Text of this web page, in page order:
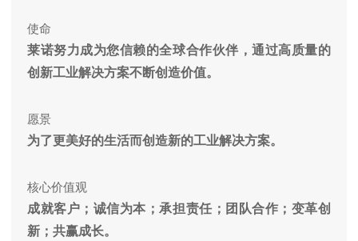
使命
莱诺努力成为您信赖的全球合作伙伴，通过高质量的
创新工业解决方案不断创造价值。
愿景
为了更美好的生活而创造新的工业解决方案。
核心价值观
成就客户；诚信为本；承担责任；团队合作；变革创
新；共赢成长。